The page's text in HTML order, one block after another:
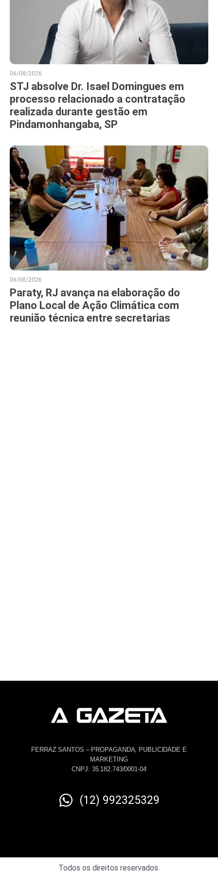
06/08/2026
STJ absolve Dr. Isael Domingues em
processo relacionado a contratação
realizada durante gestão em
Pindamonhangaba, SP
06/08/2026
Paraty, RJ avança na elaboração do
Plano Local de Ação Climática com
reunião técnica entre secretarias
FERRAZ SANTOS – PROPAGANDA, PUBLICIDADE E
MARKETING
CNPJ: 35.182.743/0001-04
(12) 992325329
Todos os direitos reservados.